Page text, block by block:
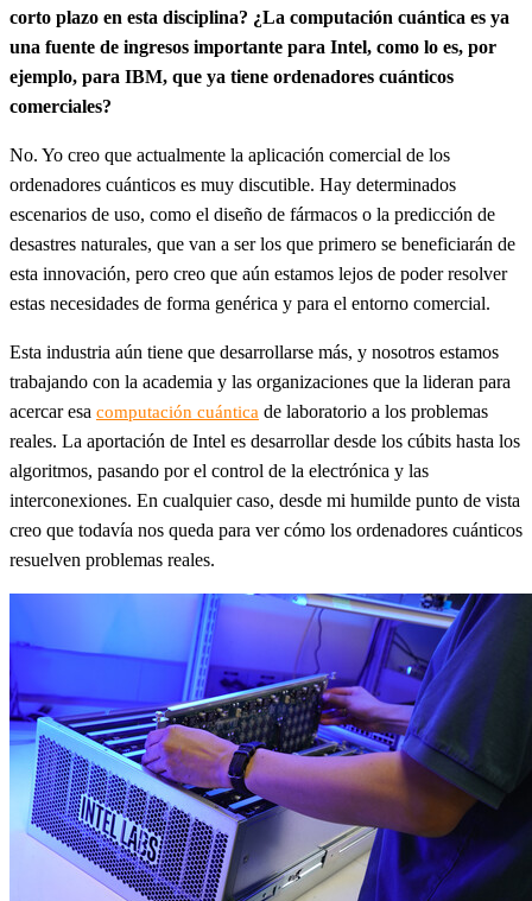
corto plazo en esta disciplina? ¿La computación cuántica es ya
una fuente de ingresos importante para Intel, como lo es, por
ejemplo, para IBM, que ya tiene ordenadores cuánticos
comerciales?
No. Yo creo que actualmente la aplicación comercial de los
ordenadores cuánticos es muy discutible. Hay determinados
escenarios de uso, como el diseño de fármacos o la predicción de
desastres naturales, que van a ser los que primero se beneficiarán de
esta innovación, pero creo que aún estamos lejos de poder resolver
estas necesidades de forma genérica y para el entorno comercial.
Esta industria aún tiene que desarrollarse más, y nosotros estamos
trabajando con la academia y las organizaciones que la lideran para
acercar esa computación cuántica de laboratorio a los problemas
reales. La aportación de Intel es desarrollar desde los cúbits hasta los
algoritmos, pasando por el control de la electrónica y las
interconexiones. En cualquier caso, desde mi humilde punto de vista
creo que todavía nos queda para ver cómo los ordenadores cuánticos
resuelven problemas reales.